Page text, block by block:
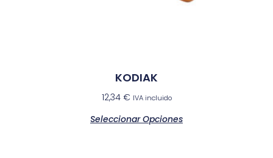
KODIAK
12,34 € IVA incluido
Seleccionar Opciones